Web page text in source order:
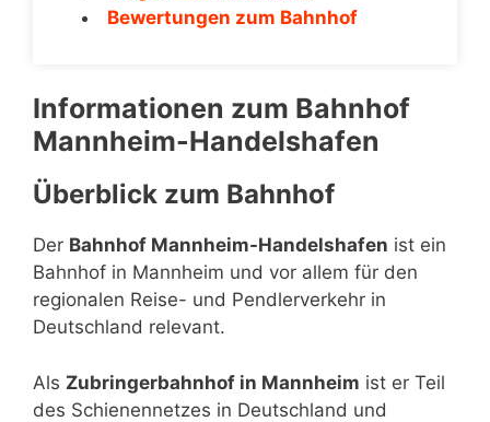
Bewertungen zum Bahnhof
Informationen zum Bahnhof
Mannheim-Handelshafen
Überblick zum Bahnhof
Der Bahnhof Mannheim-Handelshafen ist ein
Bahnhof in Mannheim und vor allem für den
regionalen Reise- und Pendlerverkehr in
Deutschland relevant.
Als Zubringerbahnhof in Mannheim ist er Teil
des Schienennetzes in Deutschland und